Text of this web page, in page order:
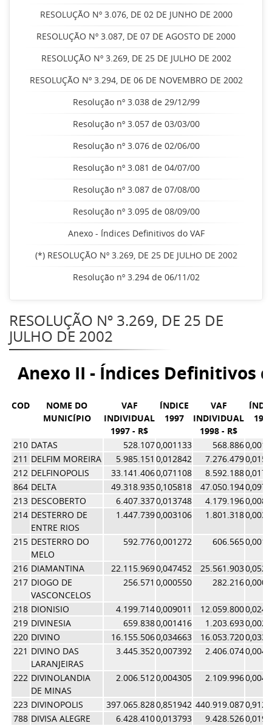
RESOLUÇÃO Nº 3.076, DE 02 DE JUNHO DE 2000
RESOLUÇÃO Nº 3.087, DE 07 DE AGOSTO DE 2000
RESOLUÇÃO Nº 3.269, DE 25 DE JULHO DE 2002
RESOLUÇÃO Nº 3.294, DE 06 DE NOVEMBRO DE 2002
Resolução nº 3.038 de 29/12/99
Resolução nº 3.057 de 03/03/00
Resolução nº 3.076 de 02/06/00
Resolução nº 3.081 de 04/07/00
Resolução nº 3.087 de 07/08/00
Resolução nº 3.095 de 08/09/00
Anexo - Índices Definitivos do VAF
(*) RESOLUÇÃO Nº 3.269, DE 25 DE JULHO DE 2002
Resolução nº 3.294 de 06/11/02
RESOLUÇÃO Nº 3.269, DE 25 DE
JULHO DE 2002
Anexo II - Índices Definitivos
COD
NOME DO
MUNICÍPIO
VAF
INDIVIDUAL
1997 - R$
ÍNDICE
1997
VAF
INDIVIDUAL
1998 - R$
210 DATAS 528.1070,001133 568.886
211 DELFIM MOREIRA 5.985.151 0,012842 7.276.479
212 DELFINOPOLIS 33.141.4060,071108 8.592.188
864 DELTA 49.318.9350,105818 47.050.194
213 DESCOBERTO 6.407.3370,013748 4.179.196
214 DESTERRO DE
ENTRE RIOS
1.447.7390,003106 1.801.318
215 DESTERRO DO
MELO
592.7760,001272 606.565
216 DIAMANTINA 22.115.9690,047452 25.561.903
217 DIOGO DE
VASCONCELOS
256.571 0,000550 282.216
218 DIONISIO 4.199.7140,009011 12.059.800
219 DIVINESIA 659.8380,001416 1.203.693
220 DIVINO 16.155.5060,034663 16.053.720
221 DIVINO DAS
LARANJEIRAS
3.445.3520,007392 2.406.074
222 DIVINOLANDIA
DE MINAS
2.006.5120,004305 2.109.996
223 DIVINOPOLIS 397.065.8280,851942 440.919.087
788 DIVISA ALEGRE 6.428.4100,013793 9.428.526